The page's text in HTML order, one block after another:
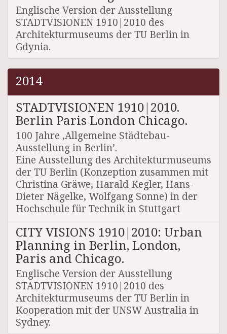
Englische Version der Ausstellung
STADTVISIONEN 1910|2010 des
Architekturmuseums der TU Berlin in
Gdynia.
2014
STADTVISIONEN 1910|2010.
Berlin Paris London Chicago.
100 Jahre ‚Allgemeine Städtebau-
Ausstellung in Berlin’.
Eine Ausstellung des Architekturmuseums
der TU Berlin (Konzeption zusammen mit
Christina Gräwe, Harald Kegler, Hans-
Dieter Nägelke, Wolfgang Sonne) in der
Hochschule für Technik in Stuttgart
CITY VISIONS 1910|2010: Urban
Planning in Berlin, London,
Paris and Chicago.
Englische Version der Ausstellung
STADTVISIONEN 1910|2010 des
Architekturmuseums der TU Berlin in
Kooperation mit der UNSW Australia in
Sydney.